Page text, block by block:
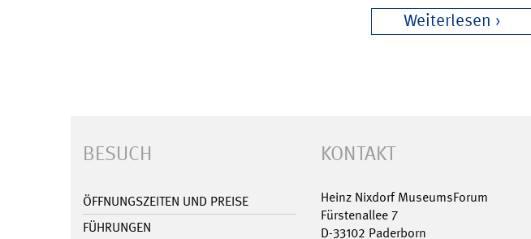
Weiterlesen
BESUCH
ÖFFNUNGSZEITEN UND PREISE
FÜHRUNGEN
KONTAKT
Heinz Nixdorf MuseumsForum
Fürstenallee 7
D-33102 Paderborn